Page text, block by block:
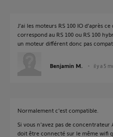
J’ai les moteurs RS 100 IO d’après
correspond au RS 100 ou RS 100
un moteur différent donc pas
Benjamin M. il y a 5
Normalement c'est compatible.
Si vous n'avez pas de
doit être connecté sur le même wifi